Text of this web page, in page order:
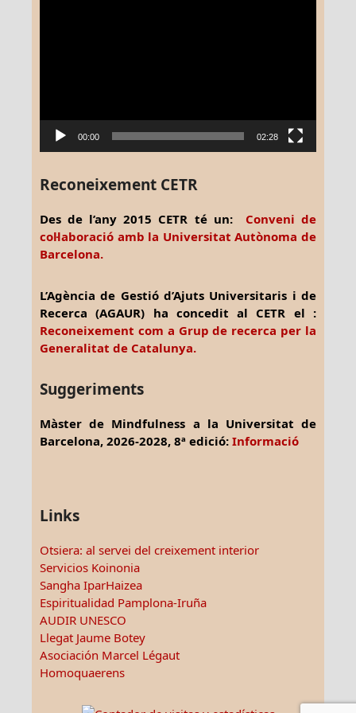
00:00 02:28
Reconeixement CETR
Des de l’any 2015 CETR té un: Conveni de
col·laboració amb la Universitat Autònoma de
Barcelona.
L’Agència de Gestió d’Ajuts Universitaris i de
Recerca (AGAUR) ha concedit al CETR el :
Reconeixement com a Grup de recerca per la
Generalitat de Catalunya.
Suggeriments
Màster de Mindfulness a la Universitat de
Barcelona, 2026-2028, 8ª edició: Informació
Links
Otsiera: al servei del creixement interior
Servicios Koinonia
Sangha IparHaizea
Espiritualidad Pamplona-Iruña
AUDIR UNESCO
Llegat Jaume Botey
Asociación Marcel Légaut
Homoquaerens